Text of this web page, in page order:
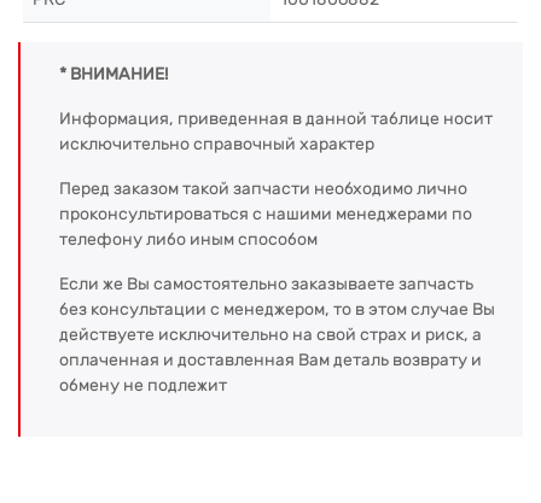
* ВНИМАНИЕ!
Информация, приведенная в данной таблице носит
исключительно справочный характер
Перед заказом такой запчасти необходимо лично
проконсультироваться с нашими менеджерами по
телефону либо иным способом
Если же Вы самостоятельно заказываете запчасть
без консультации с менеджером, то в этом случае Вы
действуете исключительно на свой страх и риск, а
оплаченная и доставленная Вам деталь возврату и
обмену не подлежит